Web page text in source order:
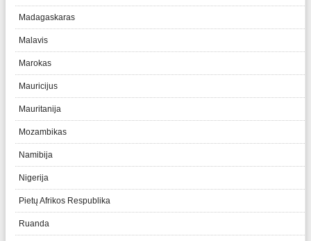
Madagaskaras
Malavis
Marokas
Mauricijus
Mauritanija
Mozambikas
Namibija
Nigerija
Pietų Afrikos Respublika
Ruanda